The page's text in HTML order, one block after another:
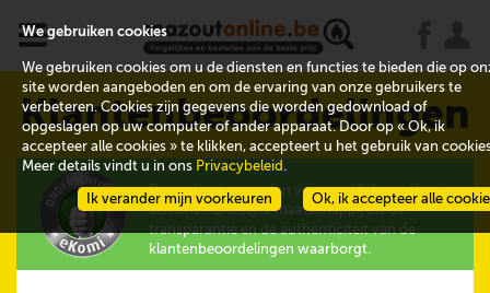
x
Klantenbeoordelingen
De evaluaties worden verzameld door eKomi,
een onafhankelijke maatschappij die de
transparantie en de authenticiteit van de
klantenbeoordelingen waarborgt.
We gebruiken cookies
We gebruiken cookies om u de diensten en functies te bieden die op
site worden aangeboden en om de ervaring van onze gebruikers te
verbeteren. Cookies zijn gegevens die worden gedownload of
opgeslagen op uw computer of ander apparaat. Door op « Ok, ik
accepteer alle cookies » te klikken, accepteert u het gebruik van
Meer details vindt u in ons Privacybeleid .
Ok, ik accepteer alle
Ik verander mijn voorkeuren